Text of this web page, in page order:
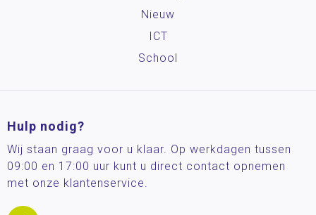
Nieuw
ICT
School
Hulp nodig?
Wij staan graag voor u klaar. Op werkdagen tussen
09:00 en 17:00 uur kunt u direct contact opnemen
met onze klantenservice.